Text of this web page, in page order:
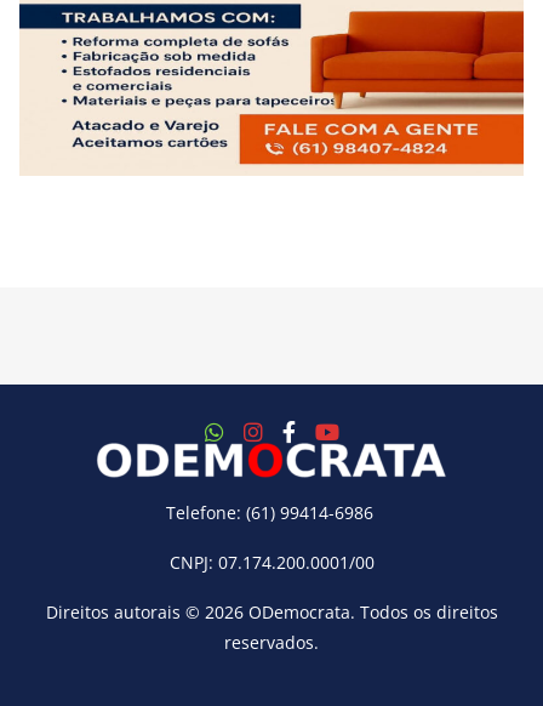
Telefone: (61) 99414-6986
CNPJ: 07.174.200.0001/00
Direitos autorais © 2026 ODemocrata. Todos os direitos
reservados.